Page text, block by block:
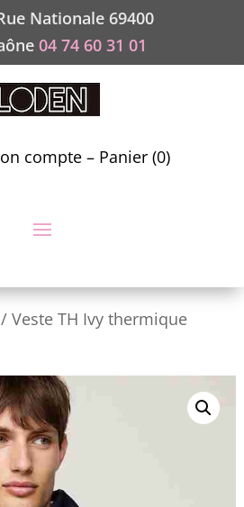
Nationale 69400
04 74 60 31 01
compte– Panier (0)
Veste TH Ivy thermique